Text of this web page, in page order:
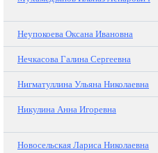
Неупокоева Оксана Ивановна
Нечкасова Галина Сергеевна
Нигматуллина Ульяна Николаевна
Никулина Анна Игоревна
Новосельская Лариса Николаевна